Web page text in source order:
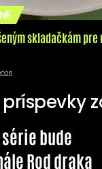
skladačkám
bude
Rod draka